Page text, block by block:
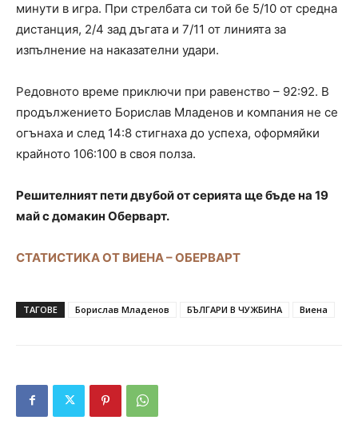
минути в игра. При стрелбата си той бе 5/10 от средна
дистанция, 2/4 зад дъгата и 7/11 от линията за
изпълнение на наказателни удари.
Редовното време приключи при равенство – 92:92. В
продължението Борислав Младенов и компания не се
огънаха и след 14:8 стигнаха до успеха, оформяйки
крайното 106:100 в своя полза.
Решителният пети двубой от серията ще бъде на 19
май с домакин Оберварт.
СТАТИСТИКА ОТ ВИЕНА – ОБЕРВАРТ
ТАГОВЕ Борислав Младенов БЪЛГАРИ В ЧУЖБИНА Виена